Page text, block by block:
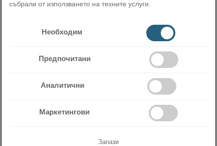
ASHG12KPCE/AOHG12KPCA 12 000 BTU
събрали от използването на техните услуги.
Необходим
Предпочитани
Аналитични
Маркетингови
Запази